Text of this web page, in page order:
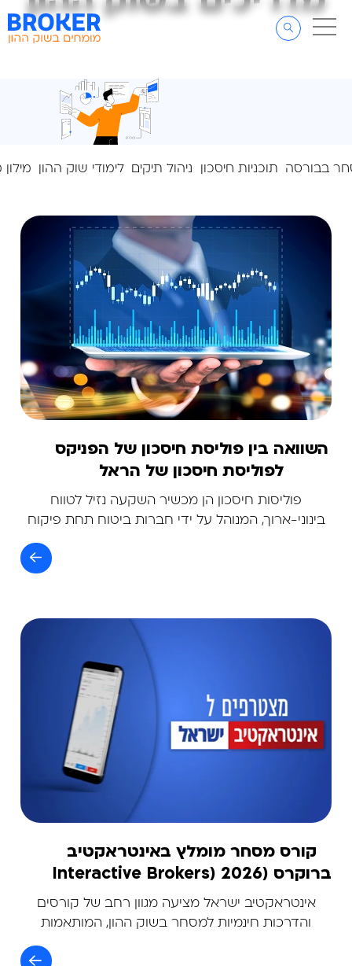
דלג לסרגל הניווט
דלג לתוכן
בבורסה תוכניות חיסכון ניהול תיקים לימודי שוק ההון
השוואה בין פוליסת חיסכון של הפניקס
לפוליסת חיסכון של הראל
פוליסות חיסכון הן מכשיר השקעה נזיל לטווח
בינוני-ארוך, המנוהל על ידי חברות ביטוח תחת פיקוח
קורס מסחר מומלץ באינטראקטיב
ברוקרס (Interactive Brokers) 2026
אינטראקטיב ישראל מציעה מגוון רחב של קורסים
והדרכות חינמיות למסחר בשוק ההון, המותאמות